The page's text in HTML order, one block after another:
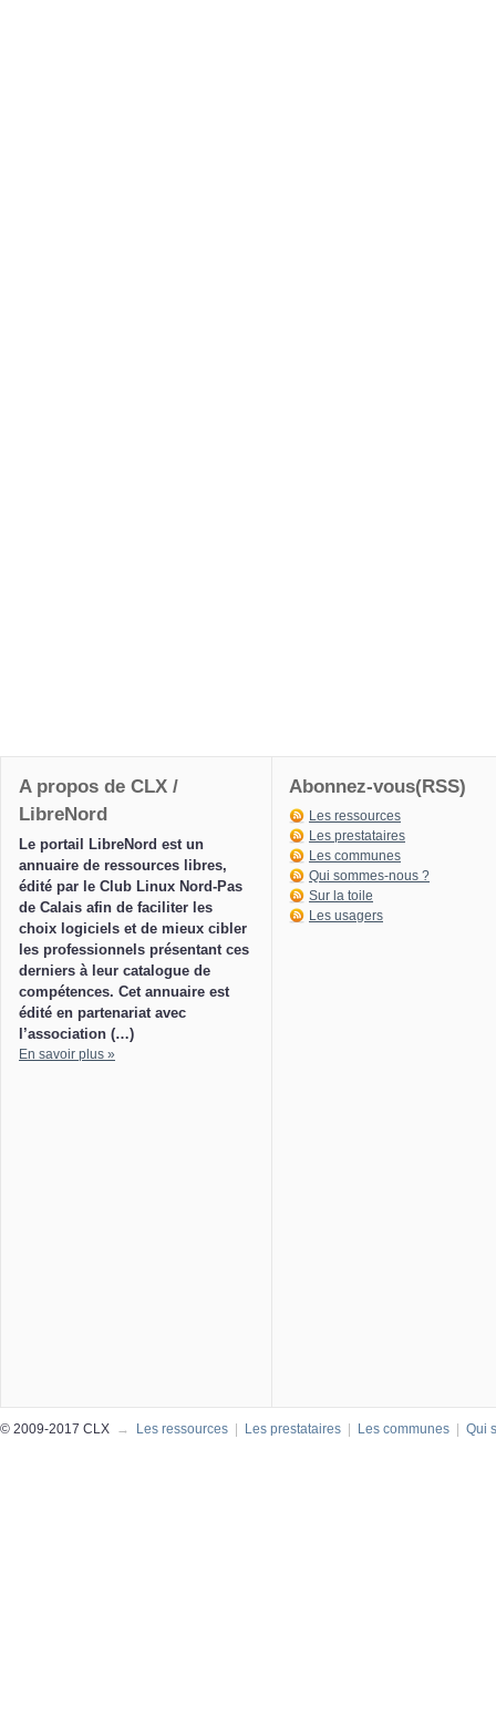
A propos de CLX /
LibreNord
Le portail LibreNord est un
annuaire de ressources libres,
édité par le Club Linux Nord-Pas
de Calais afin de faciliter les
choix logiciels et de mieux cibler
les professionnels présentant ces
derniers à leur catalogue de
compétences. Cet annuaire est
édité en partenariat avec
l’association (…)
En savoir plus »
Abonnez-vous(RSS)
Les ressources
Les prestataires
Les communes
Qui sommes-nous ?
Sur la toile
Les usagers
© 2009-2017 CLX → Les ressources Les prestataires Les communes Qui